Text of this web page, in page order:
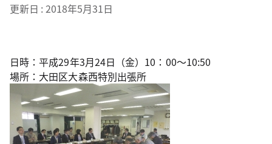
更新日 2018年5月31日
日時：平成29年3月24日（金）10：00～10:50
場所：大田区大森西特別出張所